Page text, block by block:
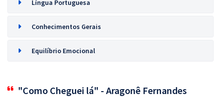
Língua Portuguesa
Conhecimentos Gerais
Equilíbrio Emocional
"Como Cheguei lá" - Aragonê Fernandes